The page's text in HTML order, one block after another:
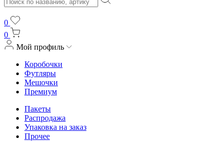
0
0
Мой профиль
Коробочки
Футляры
Мешочки
Премиум
Пакеты
Распродажа
Упаковка на заказ
Прочее